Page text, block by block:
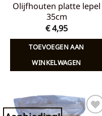
Olijfhouten platte lepel
35cm
€4,95
TOEVOEGEN AAN
WINKELWAGEN